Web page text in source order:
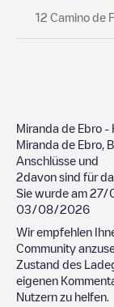
12 Camino de
Miranda de Ebro -
Miranda de Ebro
Anschlüsse und
2davon sind für
Sie wurde am 27/
03/08/2026
Wir empfehlen
Community
Zustand des
eigenen
Nutzern zu helfen.